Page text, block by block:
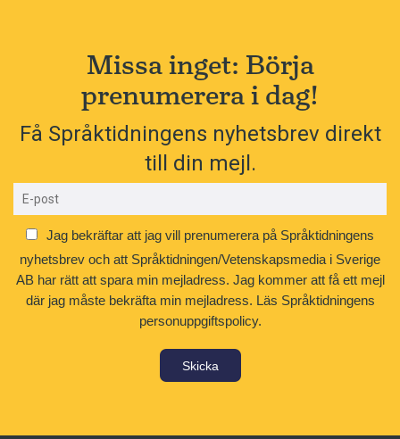
Missa inget: Börja
prenumerera i dag!
Få Språktidningens nyhetsbrev direkt
till din mejl.
Jag bekräftar att jag vill prenumerera på Språktidningens
nyhetsbrev och att Språktidningen/Vetenskapsmedia i Sverige
AB har rätt att spara min mejladress. Jag kommer att få ett mejl
där jag måste bekräfta min mejladress. Läs Språktidningens
personuppgiftspolicy.
Skicka